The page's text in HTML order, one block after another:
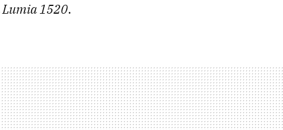
1520.